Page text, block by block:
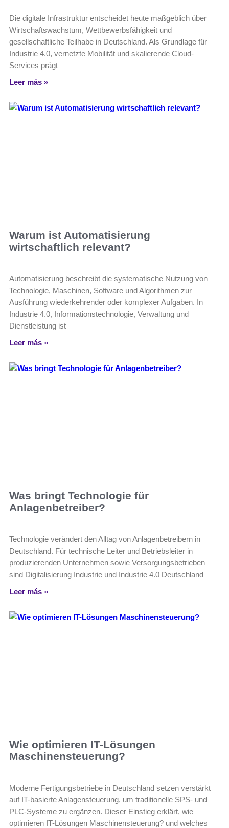
Die digitale Infrastruktur entscheidet heute maßgeblich über
Wirtschaftswachstum, Wettbewerbsfähigkeit und
gesellschaftliche Teilhabe in Deutschland. Als Grundlage für
Industrie 4.0, vernetzte Mobilität und skalierende Cloud-
Services prägt
Leer más »
Warum ist Automatisierung
wirtschaftlich relevant?
Automatisierung beschreibt die systematische Nutzung von
Technologie, Maschinen, Software und Algorithmen zur
Ausführung wiederkehrender oder komplexer Aufgaben. In
Industrie 4.0, Informationstechnologie, Verwaltung und
Dienstleistung ist
Leer más »
Was bringt Technologie für
Anlagenbetreiber?
Technologie verändert den Alltag von Anlagenbetreibern in
Deutschland. Für technische Leiter und Betriebsleiter in
produzierenden Unternehmen sowie Versorgungsbetrieben
sind Digitalisierung Industrie und Industrie 4.0 Deutschland
Leer más »
Wie optimieren IT-Lösungen
Maschinensteuerung?
Moderne Fertigungsbetriebe in Deutschland setzen verstärkt
auf IT-basierte Anlagensteuerung, um traditionelle SPS- und
PLC-Systeme zu ergänzen. Dieser Einstieg erklärt, wie
optimieren IT-Lösungen Maschinensteuerung? und welches